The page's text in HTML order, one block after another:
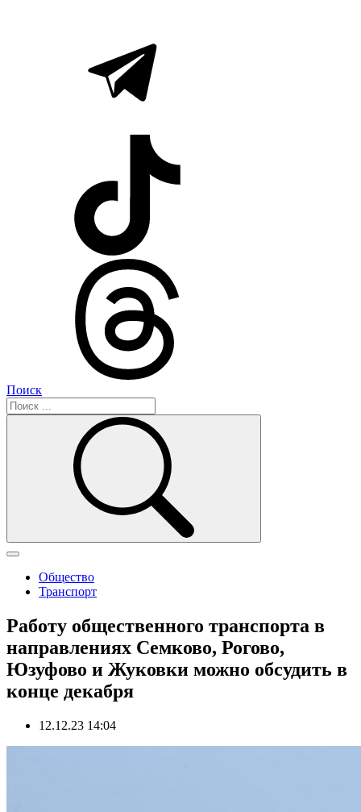
Поиск
Общество
Транспорт
Работу общественного транспорта в
направлениях Семково, Рогово,
Юзуфово и Жуковки можно обсудить в
конце декабря
12.12.23 14:04